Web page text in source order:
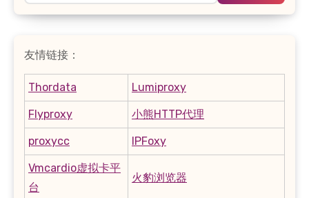
友情链接：
Thordata Lumiproxy
Flyproxy 小熊HTTP代理
proxycc IPFoxy
Vmcardio虚拟卡平
台
火豹浏览器